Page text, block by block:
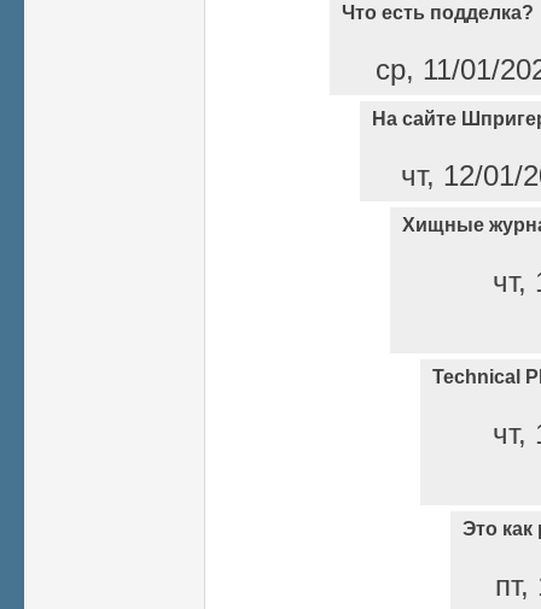
Что есть подделка?
ср, 11/01/
На сайте
чт, 12/01/
Хищные
чт,
Technical
чт,
Это как